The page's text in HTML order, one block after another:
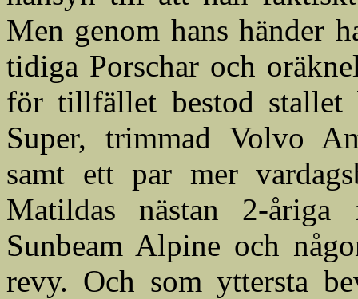
Men genom hans händer
tidiga Porschar och
för tillfället bestod
Super, trimmad Volvo
samt ett par mer
Matildas nästan 2-åriga
Sunbeam Alpine och
revy. Och som yttersta